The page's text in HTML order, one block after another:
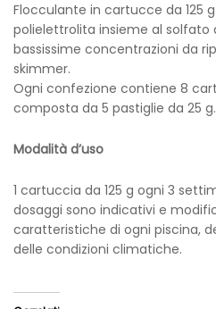
Flocculante in cartucce da 125
polielettrolita insieme al
bassissime concentrazioni da
skimmer.
Ogni confezione contiene 8
composta da 5 pastiglie da 25 g.
Modalità d’uso
1 cartuccia da 125 g ogni 3
dosaggi sono indicativi e
caratteristiche di ogni piscina,
delle condizioni climatiche.